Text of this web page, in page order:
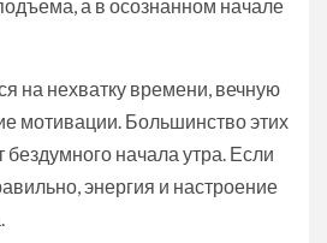
а в осознанном начале
на нехватку времени, вечную
мотивации. Большинство этих
бездумного начала утра. Если
энергия и настроение